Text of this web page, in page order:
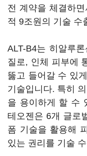
전 계약을 체결하
적 9조원의 기술 수
ALT-B4는 히알루
질로, 인체 피부에
뚫고 들어갈 수 있
기술입니다. 특히
을 용이하게 할 수
테오젠은 6개 글로
폼 기술을 활용해
있는 권리를 기술